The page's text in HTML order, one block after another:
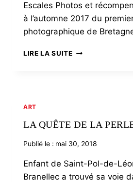
Escales Photos et
à l’automne 2017 du
photographique de
LIRE LA SUITEDA
ART
LA QUÊTE DE LA
Publié le : mai 30, 2018
Enfant de Saint-Pol-de-
Branellec a trouvé sa voie